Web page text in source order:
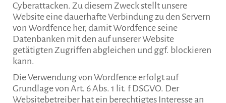
Cyberattacken. Zu diesem Zweck stellt unsere
Website eine dauerhafte Verbindung zu den Servern
von Wordfence her, damit Wordfence seine
Datenbanken mit den auf unserer Website
getätigten Zugriffen abgleichen und ggf. blockieren
kann.
Die Verwendung von Wordfence erfolgt auf
Grundlage von Art. 6 Abs. 1 lit. f DSGVO. Der
Websitebetreiber hat ein berechtigtes Interesse an